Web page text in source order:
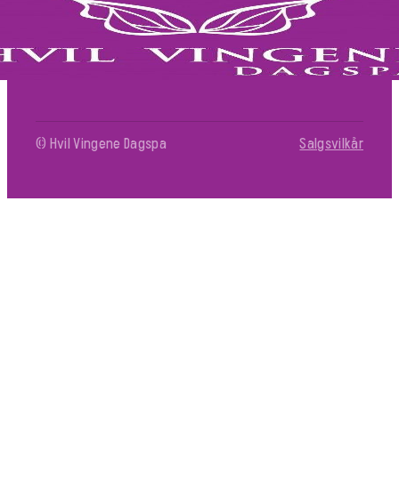
© Hvil Vingene Dagspa Salgsvilkår